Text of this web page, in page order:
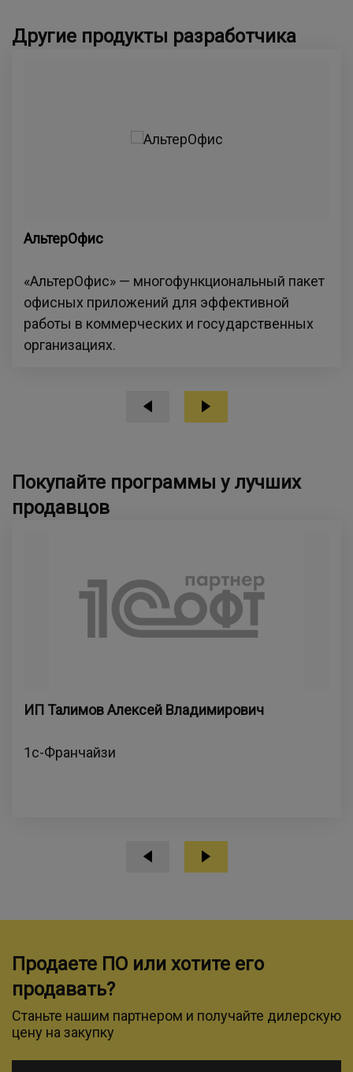
Другие продукты разработчика
АльтерОфис
«АльтерОфис» — многофункциональный пакет
офисных приложений для эффективной
работы в коммерческих и государственных
организациях.
Покупайте программы у лучших
продавцов
ИП Талимов Алексей Владимирович
1с-Франчайзи
Продаете ПО или хотите его
продавать?
Станьте нашим партнером и получайте дилерскую
цену на закупку